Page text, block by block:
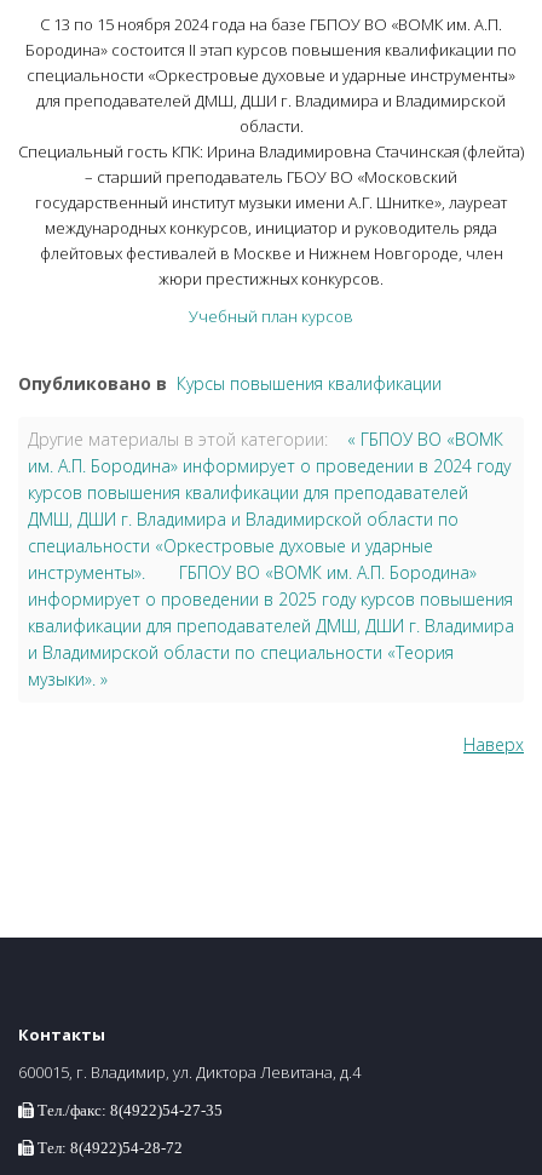
С 13 по 15 ноября 2024 года на базе ГБПОУ ВО «ВОМК им. А.П.
Бородина» состоится II этап курсов повышения квалификации по
специальности «Оркестровые духовые и ударные инструменты»
для преподавателей ДМШ, ДШИ г. Владимира и Владимирской
области.
Специальный гость КПК: Ирина Владимировна Стачинская (флейта)
– старший преподаватель ГБОУ ВО «Московский
государственный институт музыки имени А.Г. Шнитке», лауреат
международных конкурсов, инициатор и руководитель ряда
флейтовых фестивалей в Москве и Нижнем Новгороде, член
жюри престижных конкурсов.
Учебный план курсов
Опубликовано в Курсы повышения квалификации
Другие материалы в этой категории:
« ГБПОУ ВО «ВОМК
им. А.П. Бородина» информирует о проведении в 2024 году
курсов повышения квалификации для преподавателей
ДМШ, ДШИ г. Владимира и Владимирской области по
специальности «Оркестровые духовые и ударные
инструменты».
ГБПОУ ВО «ВОМК им. А.П. Бородина»
информирует о проведении в 2025 году курсов повышения
квалификации для преподавателей ДМШ, ДШИ г. Владимира
и Владимирской области по специальности «Теория
музыки». »
Наверх
Контакты
600015, г. Владимир, ул. Диктора Левитана, д.4
Тел./факс: 8(4922)54-27-35
Тел: 8(4922)54-28-72